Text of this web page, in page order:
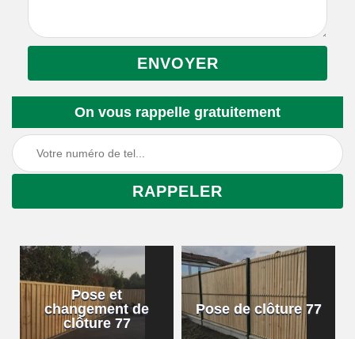
On vous rappelle gratuitement
Pose et
changement de
clôture 77
Pose de clôture 77